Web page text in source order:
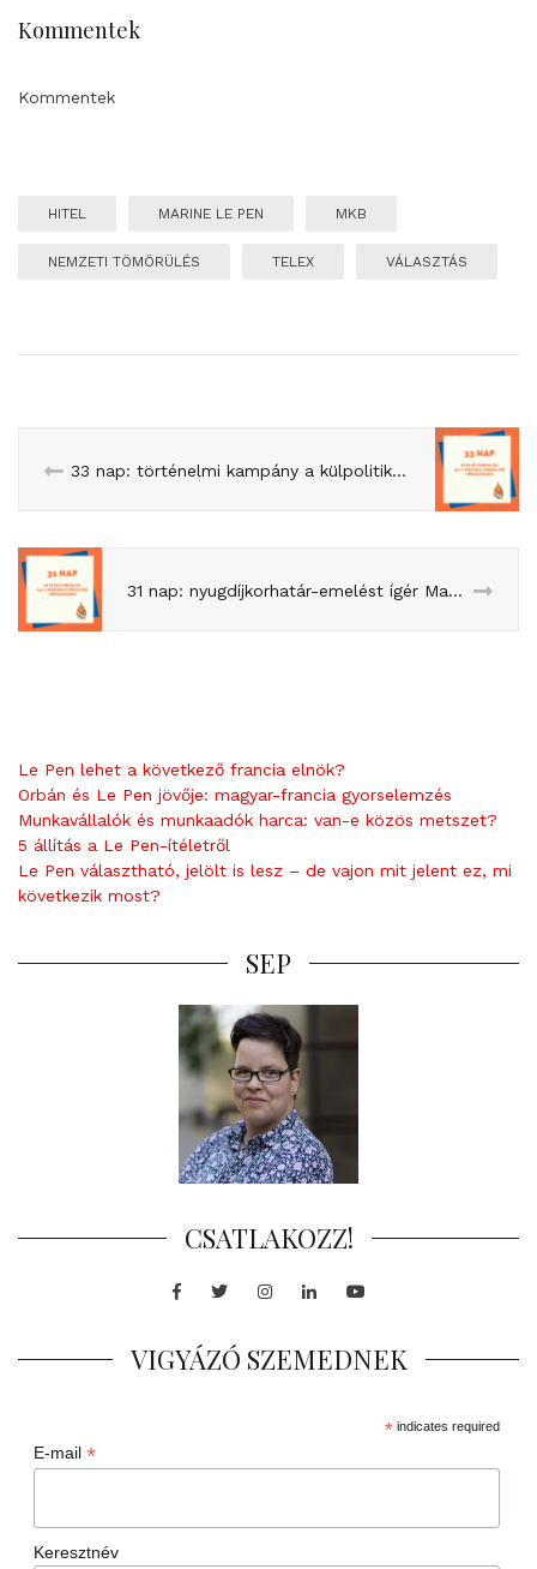
Kommentek
Kommentek
HITEL MARINE LE PEN MKB
NEMZETI TÖMÖRÜLÉS TELEX VÁLASZTÁS
33 nap: történelmi kampány a külpolitika árnyékában
31 nap: nyugdíjkorhatár-emelést ígér Macron
Le Pen lehet a következő francia elnök?
Orbán és Le Pen jövője: magyar-francia gyorselemzés
Munkavállalók és munkaadók harca: van-e közös metszet?
5 állítás a Le Pen-ítéletről
Le Pen választható, jelölt is lesz – de vajon mit jelent ez, mi
következik most?
SEP
CSATLAKOZZ!
Facebook
TwitterInstagram
LinkedInYoutube
VIGYÁZÓ SZEMEDNEK
*indicates required
E-mail *
Keresztnév